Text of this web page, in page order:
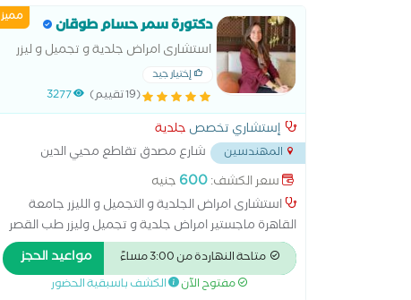
مميز دكتورة سمر حسام طوقان
استشارى امراض جلدية و تجميل و ليزر
ماجستير امراض جلدية و تجميل وليزر
طب القصر العيني
إختيار جيد
(19 تقييم) 3277
إستشاري تخصص جلدية
المهندسين
شارع مصدق تقاطع محيي الدين
ابو العز...
سعر الكشف:600 جنيه
استشارى امراض الجلدية و التجميل و الليزر جامعة
القاهرة ماجستير امراض جلدية و تجميل وليزر طب القصر
العيني جامعة القاهرة عضو الجمعية المصرية للامراض
الجلدية و التجميل دبلومة الليزر المعهد القومى لليزر
جامعة القاهرة
متاحة النهاردة من 3:00 مساءً مواعيد الحجز
مفتوح الآن الكشف باسبقية الحضور